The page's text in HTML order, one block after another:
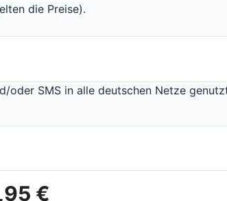
die Preise).
oder SMS in alle deutschen Netze
€